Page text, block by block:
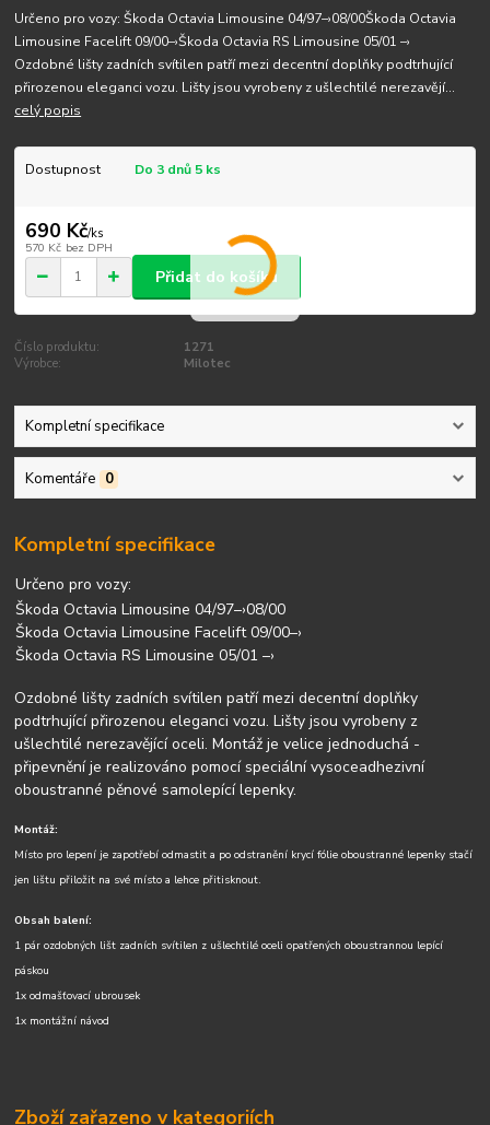
Určeno pro vozy: Škoda Octavia Limousine 04/97–›08/00Škoda Octavia
Limousine Facelift 09/00–›Škoda Octavia RS Limousine 05/01 –›
Ozdobné lišty zadních svítilen patří mezi decentní doplňky podtrhující
přirozenou eleganci vozu. Lišty jsou vyrobeny z ušlechtilé nerezavějí...
celý popis
Dostupnost Do 3 dnů 5 ks
690 Kč/ks
570 Kč bez DPH
Přidat do košíku
Číslo produktu:
1271
Výrobce:
Milotec
Kompletní specifikace
Komentáře 0
Kompletní specifikace
Určeno pro vozy:
Škoda Octavia Limousine 04/97–›08/00
Škoda Octavia Limousine Facelift 09/00–›
Škoda Octavia RS Limousine 05/01 –›
Ozdobné lišty zadních svítilen patří mezi decentní doplňky
podtrhující přirozenou eleganci vozu. Lišty jsou vyrobeny z
ušlechtilé nerezavějící oceli. Montáž je velice jednoduchá -
připevnění je realizováno pomocí speciální vysoceadhezivní
oboustranné pěnové samolepící lepenky.
Montáž:
Místo pro lepení je zapotřebí odmastit a po odstranění krycí fólie oboustranné lepenky stačí
jen lištu přiložit na své místo a lehce přitisknout.
Obsah balení:
1 pár ozdobných lišt zadních svítilen z ušlechtilé oceli opatřených oboustrannou lepící
páskou
1x odmašťovací ubrousek
1x montážní návod
Zboží zařazeno v kategoriích